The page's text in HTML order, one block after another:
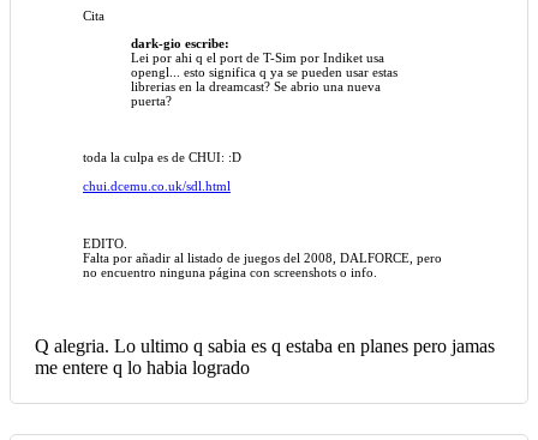
Cita
dark-gio escribe:
Lei por ahi q el port de T-Sim por Indiket usa
opengl... esto significa q ya se pueden usar estas
librerias en la dreamcast? Se abrio una nueva
puerta?
toda la culpa es de CHUI: :D
chui.dcemu.co.uk/sdl.html
EDITO.
Falta por añadir al listado de juegos del 2008, DALFORCE, pero
no encuentro ninguna página con screenshots o info.
Q alegria. Lo ultimo q sabia es q estaba en planes pero jamas
me entere q lo habia logrado